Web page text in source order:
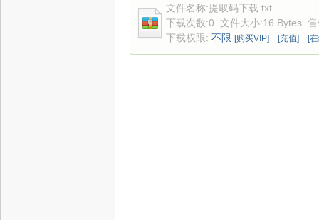
文件名称:提取码下载.txt
下载次数:0 文件大小:16 Bytes
下载权限: 不限 [购买VIP] [充值] [